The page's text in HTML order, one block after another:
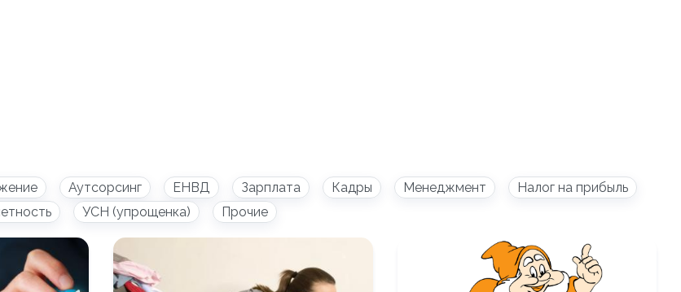
Аутсорсинг ЕНВД Зарплата Кадры Менеджмент
Налог на прибыль
УСН (упрощенка) Прочие